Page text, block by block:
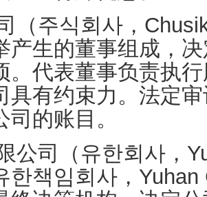
（주식회사，
产生的董事组成，
。代表董事负责执
具有约束力。法定
的账目。
公司（유한회사，
한책임회사，